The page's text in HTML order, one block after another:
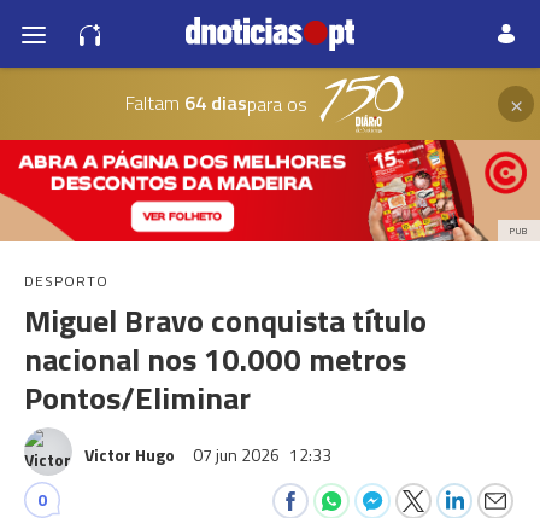
Faltam 64 diaspara os ×
PUB
DESPORTO
Miguel Bravo conquista título
nacional nos 10.000 metros
Pontos/Eliminar
Victor Hugo 07 jun 2026 12:33
0